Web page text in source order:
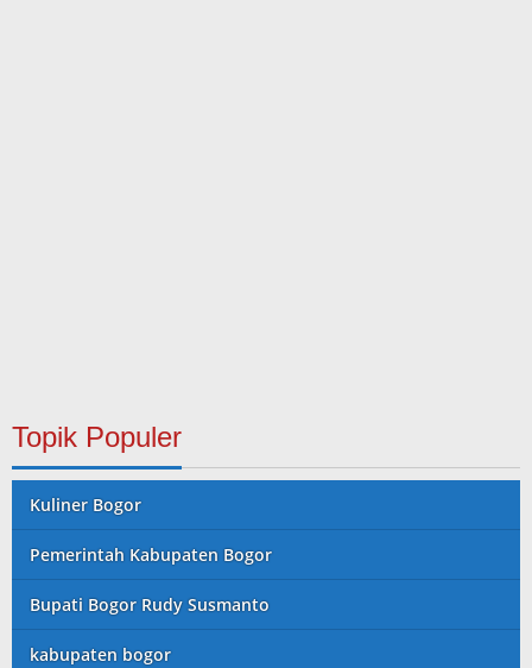
Topik Populer
Kuliner Bogor
Pemerintah Kabupaten Bogor
Bupati Bogor Rudy Susmanto
kabupaten bogor